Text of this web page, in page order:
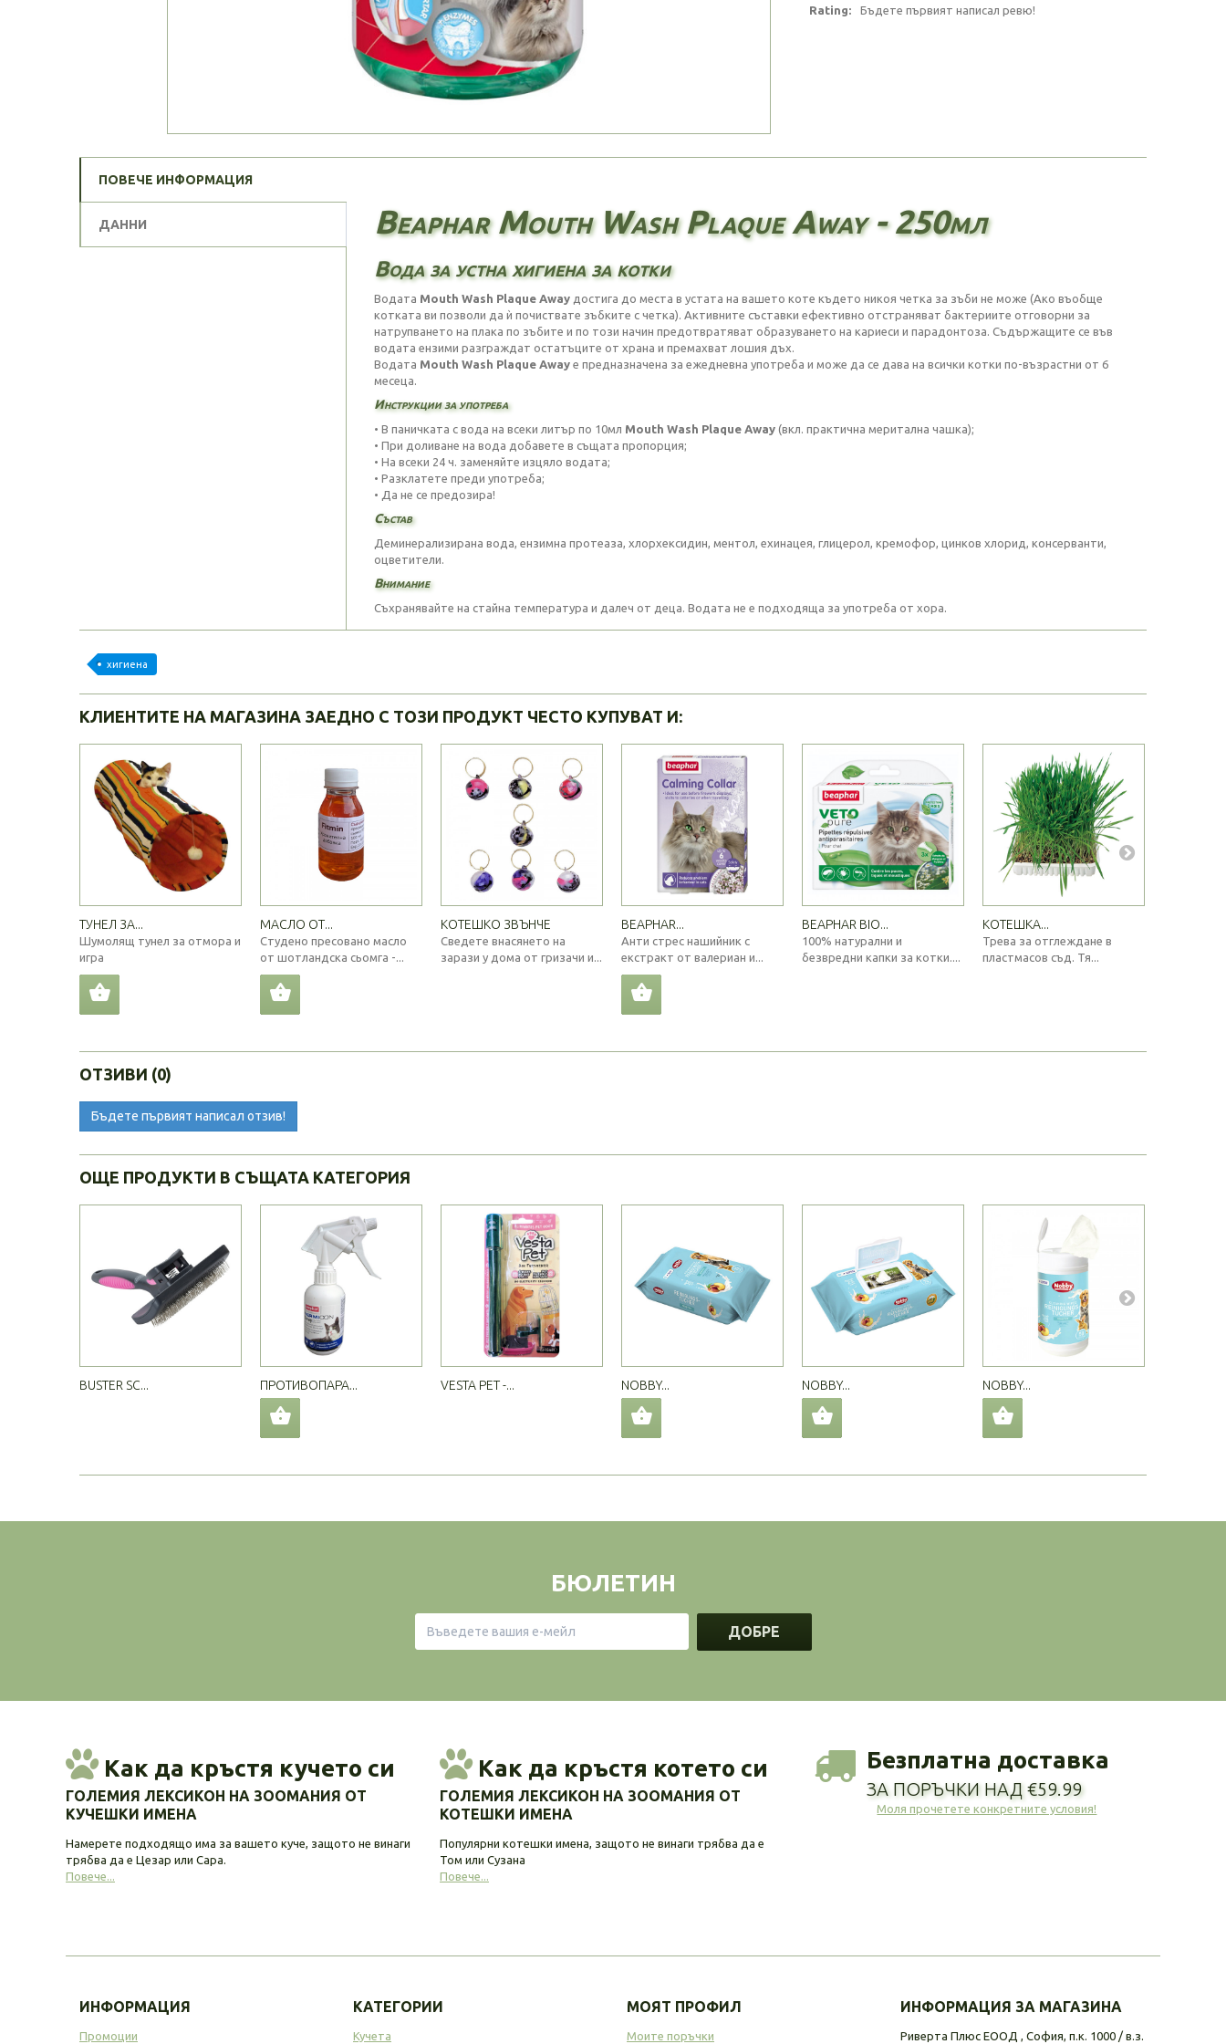
Rating: Бъдете първият написал ревю!
ПОВЕЧЕ ИНФОРМАЦИЯ
ДАННИ Beaphar Mouth Wash Plaque Away - 250мл
Вода за устна хигиена за котки
Водата Mouth Wash Plaque Awayдостига до места в устата на вашето коте където никоя четка за зъби не може (Ако въобще
котката ви позволи да ѝ почиствате зъбките с четка). Активните съставки ефективно отстраняват бактериите отговорни за
натрупването на плака по зъбите и по този начин предотвратяват образуването на кариеси и парадонтоза. Съдържащите се във
водата ензими разграждат остатъците от храна и премахват лошия дъх.
Водата Mouth Wash Plaque Awayе предназначена за ежедневна употреба и може да се дава на всички котки по-възрастни от 6
месеца.
Инструкции за употреба
• В паничката с вода на всеки литър по 10мл Mouth Wash Plaque Away (вкл. практична меритална чашка);
• При доливане на вода добавете в същата пропорция;
• На всеки 24 ч. заменяйте изцяло водата;
• Разклатете преди употреба;
• Да не се предозира!
Състав
Деминерализирана вода, ензимна протеаза, хлорхексидин, ментол, ехинацея, глицерол, кремофор, цинков хлорид, консерванти,
оцветители.
Внимание
Съхранявайте на стайна температура и далеч от деца. Водата не е подходяща за употреба от хора.
хигиена
КЛИЕНТИТЕ НА МАГАЗИНА ЗАЕДНО С ТОЗИ ПРОДУКТ ЧЕСТО КУПУВАТ И:
ТУНЕЛ ЗА...
Шумолящ тунел за отмора и
игра
МАСЛО ОТ...
Студено пресовано масло
от шотландска сьомга -...
КОТЕШКО ЗВЪНЧЕ
Сведете внасянето на
зарази у дома от гризачи и...
BEAPHAR...
Анти стрес нашийник с
екстракт от валериан и...
BEAPHAR BIO...
100% натурални и
безвредни капки за котки....
КОТЕШКА...
Трева за отглеждане в
пластмасов съд. Тя...
ОТЗИВИ (0)
Бъдете първият написал отзив!
ОЩЕ ПРОДУКТИ В СЪЩАТА КАТЕГОРИЯ
BUSTER SC... ПРОТИВОПАРА... VESTA PET -... NOBBY... NOBBY... NOBBY...
БЮЛЕТИН
ДОБРЕ
Как да кръстя кучето си
ГОЛЕМИЯ ЛЕКСИКОН НА ЗООМАНИЯ ОТ
КУЧЕШКИ ИМЕНА
Намерете подходящо има за вашето куче, защото не винаги
трябва да е Цезар или Сара.
Повече...
Как да кръстя котето си
ГОЛЕМИЯ ЛЕКСИКОН НА ЗООМАНИЯ ОТ
КОТЕШКИ ИМЕНА
Популярни котешки имена, защото не винаги трябва да е
Том или Сузана
Повече...
Безплатна доставка
ЗА ПОРЪЧКИ НАД €59.99
Моля прочетете конкретните условия!
ИНФОРМАЦИЯ
Промоции
КАТЕГОРИИ
Кучета
МОЯТ ПРОФИЛ
Моите поръчки
ИНФОРМАЦИЯ ЗА МАГАЗИНА
Риверта Плюс ЕООД , София, п.к. 1000 / в.з.